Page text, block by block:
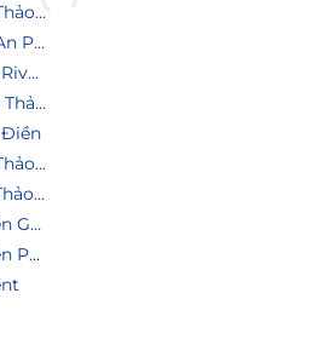
Thuê căn hộ Masteri Thảo Điền
Thuê căn hộ Masteri An Phú
Thuê căn hộ Lumiere Riverside
Thuê căn hộ Gateway Thảo Điền
Điền
Thuê căn hộ Nassim Thảo Điền
Thuê căn hộ D'Egde Thảo Điền
Thuê căn hộ Thảo Điền Green
Thuê căn hộ Thảo Điền Pearl